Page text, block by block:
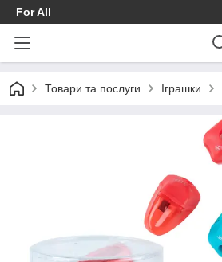
For All
Товари та послуги Іграшки